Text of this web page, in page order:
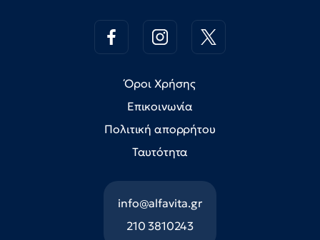
Όροι Χρήσης
Επικοινωνία
Πολιτική απορρήτου
Ταυτότητα
info@alfavita.gr
210 3810243